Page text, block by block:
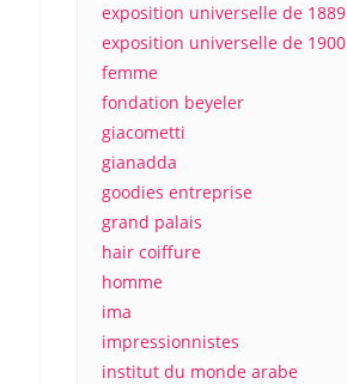
exposition universelle de 1889
exposition universelle de 1900
femme
fondation beyeler
giacometti
gianadda
goodies entreprise
grand palais
hair coiffure
homme
ima
impressionnistes
institut du monde arabe